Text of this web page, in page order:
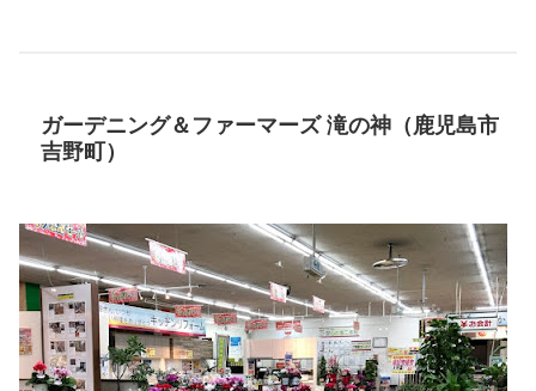
ガーデニング＆ファーマーズ 滝の神（鹿児島市
吉野町）